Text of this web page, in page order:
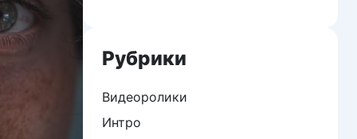
Рубрики
Видеоролики
Интро